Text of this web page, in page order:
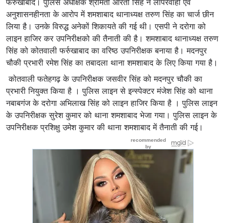
फर्रुखाबाद। पुलिस अधीक्षक श्रीमती आरती सिंह ने लापरवाही एवं
अनुशासनहीनता के आरोप में शमशाबाद थानाध्यक्ष तरुण सिंह का चार्ज छीन
लिया है। उनके विरुद्ध अनेकों शिकायते की गई थी। एसपी ने दरोगा को
लाइन हाजिर कर उपनिरीक्षको की तैनाती की है। शमशाबाद थानाध्यक्ष तरुण
सिंह को कोतवाली फर्रुखाबाद का वरिष्ठ उपनिरीक्षक बनाया है। मदनपुर
चौकी प्रभारी रमेश सिंह का तबादला थाना शमशाबाद के लिए किया गया है।
कोतवाली फतेहगढ़ के उपनिरीक्षक जसवीर सिंह को मदनपुर चौकी का
प्रभारी नियुक्त किया है । पुलिस लाइन से इन्स्पेक्टर मंजेश सिंह को थाना
नबाबगंज के दरोगा अभिलाख सिंह को लाइन हाजिर किया है । पुलिस लाइन
के उपनिरीक्षक सुरेश कुमार को थाना शमशाबाद भेजा गया। पुलिस लाइन के
उपनिरीक्षक प्रशिक्षु उमेश कुमार की थाना शमशाबाद में तैनाती की गई।